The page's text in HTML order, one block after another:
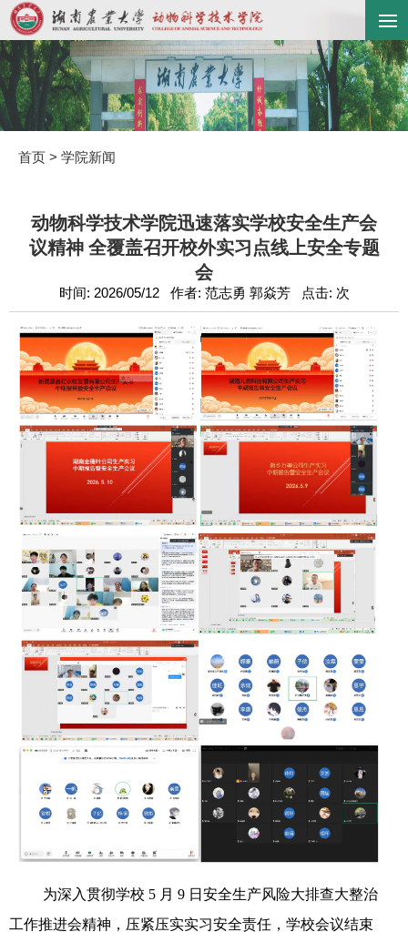
首页 > 学院新闻
动物科学技术学院迅速落实学校安全生产会
议精神 全覆盖召开校外实习点线上安全专题
会
时间: 2026/05/12 作者: 范志勇 郭焱芳 点击: 次
为深入贯彻学校 5 月 9 日安全生产风险大排查大整治
工作推进会精神，压紧压实实习安全责任，学校会议结束